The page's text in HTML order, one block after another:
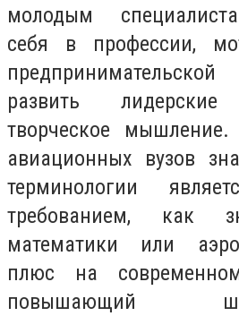
молодым
себя в профессии,
развить
творческое мышление.
авиационных вузов
терминологии
требованием, как
математики или
плюс на
повышающий